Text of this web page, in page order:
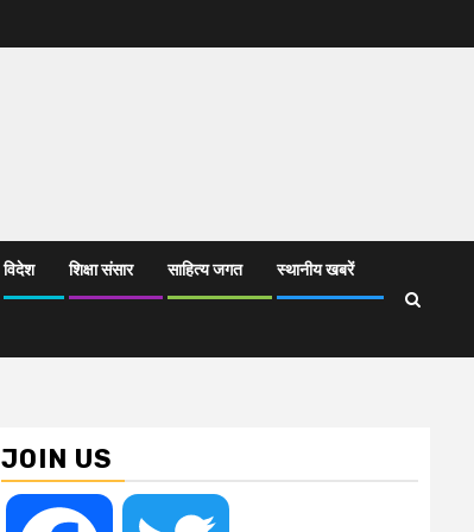
विदेश शिक्षा संसार साहित्य जगत स्थानीय खबरें
JOIN US